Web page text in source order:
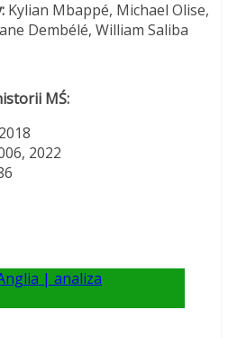
Kylian Mbappé, Michael Olise,
Dembélé, William Saliba
MŚ:
2022
| analiza